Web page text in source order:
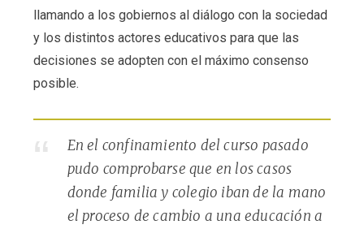
llamando a los gobiernos al diálogo con la sociedad
y los distintos actores educativos para que las
decisiones se adopten con el máximo consenso
posible.
En el confinamiento del curso pasado
pudo comprobarse que en los casos
donde familia y colegio iban de la mano
el proceso de cambio a una educación a